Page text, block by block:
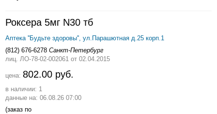
Роксера 5мг N30 тб
Аптека ''Будьте здоровы'', ул.Парашютная д.25 корп.1
(812) 676-6278 Санкт-Петербург
лиц. ЛО-78-02-002061 от 02.04.2015
цена: 802.00 руб.
в наличии: 1
данные на: 06.08.26 07:00
(заказ по